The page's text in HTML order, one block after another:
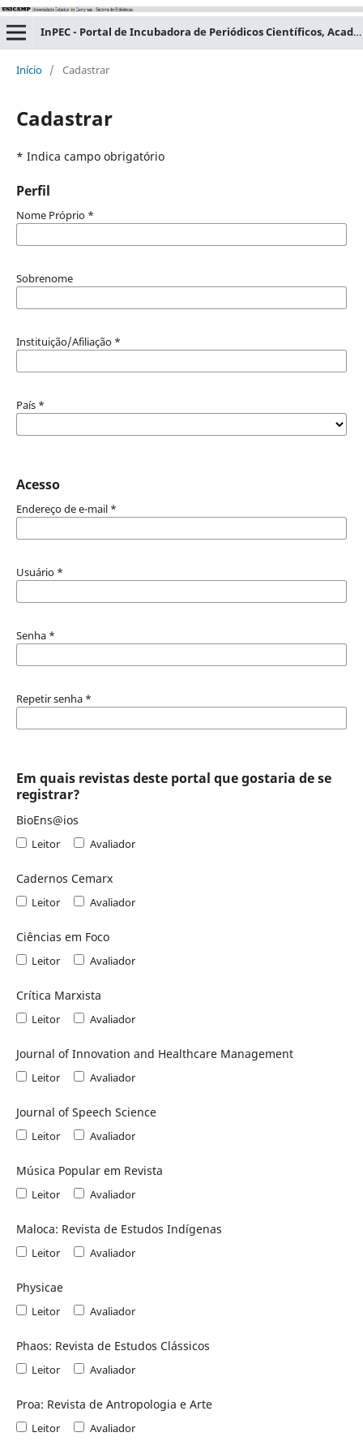
InPEC - Portal de Incubadora de Periódicos Científicos, Acadêmicos e Educacionais
Início / Cadastrar
Cadastrar
* Indica campo obrigatório
Perfil
Nome Próprio *
Sobrenome
Instituição/Afiliação *
País *
Acesso
Endereço de e-mail *
Usuário *
Senha *
Repetir senha *
Em quais revistas deste portal que gostaria de se
registrar?
BioEns@ios
Leitor Avaliador
Cadernos Cemarx
Leitor Avaliador
Ciências em Foco
Leitor Avaliador
Crítica Marxista
Leitor Avaliador
Journal of Innovation and Healthcare Management
Leitor Avaliador
Journal of Speech Science
Leitor Avaliador
Música Popular em Revista
Leitor Avaliador
Maloca: Revista de Estudos Indígenas
Leitor Avaliador
Physicae
Leitor Avaliador
Phaos: Revista de Estudos Clássicos
Leitor Avaliador
Proa: Revista de Antropologia e Arte
Leitor Avaliador